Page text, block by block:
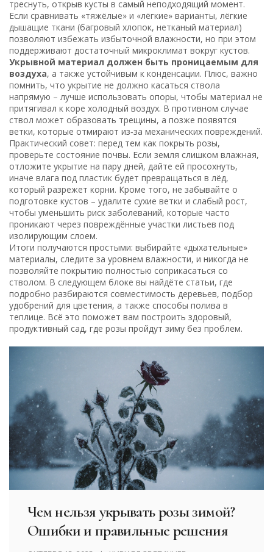
треснуть, открыв кусты в самый неподходящий момент.
Если сравнивать «тяжёлые» и «лёгкие» варианты, лёгкие
дышащие ткани (багровый хлопок, нетканый материал)
позволяют избежать избыточной влажности, но при этом
поддерживают достаточный микроклимат вокруг кустов.
Укрывной материал должен быть проницаемым для
воздуха, а также устойчивым к конденсации. Плюс, важно
помнить, что укрытие не должно касаться ствола
напрямую – лучше использовать опоры, чтобы материал не
притягивал к коре холодный воздух. В противном случае
ствол может образовать трещины, а позже появятся
ветки, которые отмирают из‑за механических повреждений.
Практический совет: перед тем как покрыть розы,
проверьте состояние почвы. Если земля слишком влажная,
отложите укрытие на пару дней, дайте ей просохнуть,
иначе влага под пластик будет превращаться в лёд,
который разрежет корни. Кроме того, не забывайте о
подготовке кустов – удалите сухие ветки и слабый рост,
чтобы уменьшить риск заболеваний, которые часто
проникают через повреждённые участки листьев под
изолирующим слоем.
Итоги получаются простыми: выбирайте «дыхательные»
материалы, следите за уровнем влажности, и никогда не
позволяйте покрытию полностью соприкасаться со
стволом. В следующем блоке вы найдёте статьи, где
подробно разбираются совместимость деревьев, подбор
удобрений для цветения, а также способы полива в
теплице. Всё это поможет вам построить здоровый,
продуктивный сад, где розы пройдут зиму без проблем.
Чем нельзя укрывать розы зимой?
Ошибки и правильные решения